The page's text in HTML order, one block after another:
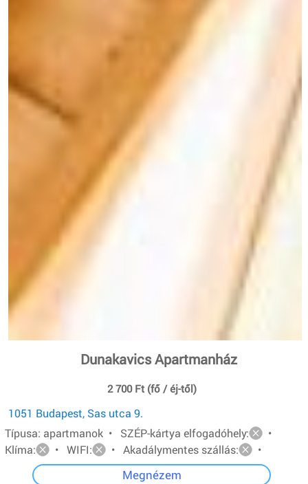
Dunakavics Apartmanház
2 700 Ft (fő / éj-től)
1051 Budapest, Sas utca 9.
Típusa: apartmanok • SZÉP-kártya elfogadóhely:
•
Klíma:
• WIFI: • Akadálymentes szállás: •
Megnézem